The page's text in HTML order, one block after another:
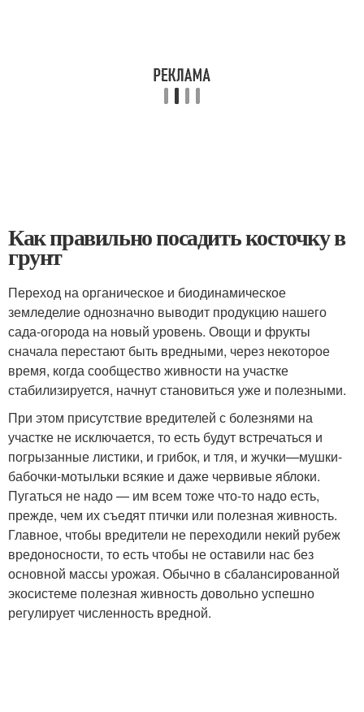
Как правильно посадить косточку в
грунт
Переход на органическое и биодинамическое
земледелие однозначно выводит продукцию нашего
сада-огорода на новый уровень. Овощи и фрукты
сначала перестают быть вредными, через некоторое
время, когда сообщество живности на участке
стабилизируется, начнут становиться уже и полезными.
При этом присутствие вредителей с болезнями на
участке не исключается, то есть будут встречаться и
погрызанные листики, и грибок, и тля, и жучки—мушки-
бабочки-мотыльки всякие и даже червивые яблоки.
Пугаться не надо — им всем тоже что-то надо есть,
прежде, чем их съедят птички или полезная живность.
Главное, чтобы вредители не переходили некий рубеж
вредоносности, то есть чтобы не оставили нас без
основной массы урожая. Обычно в сбалансированной
экосистеме полезная живность довольно успешно
регулирует численность вредной.